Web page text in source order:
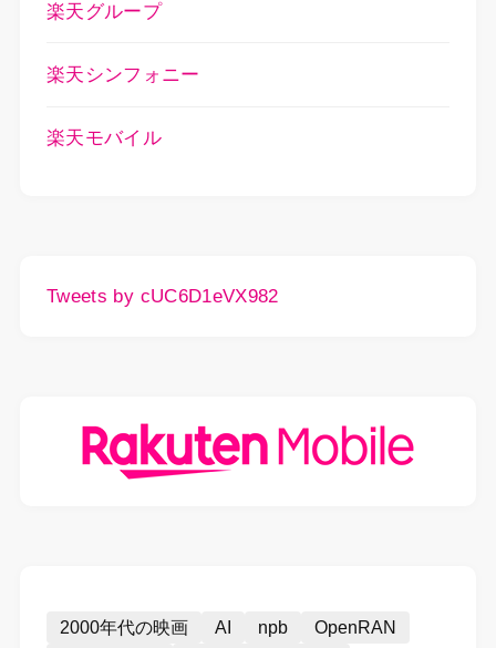
楽天グループ
楽天シンフォニー
楽天モバイル
Tweets by cUC6D1eVX982
2000年代の映画 AI npb
OpenRAN